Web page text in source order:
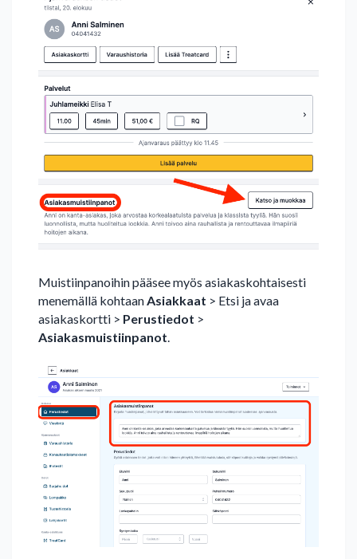
Muistiinpanoihin pääsee myös asiakaskohtaisesti
menemällä kohtaanAsiakkaat > Etsi ja avaa
asiakaskortti > Perustiedot >
Asiakasmuistiinpanot.